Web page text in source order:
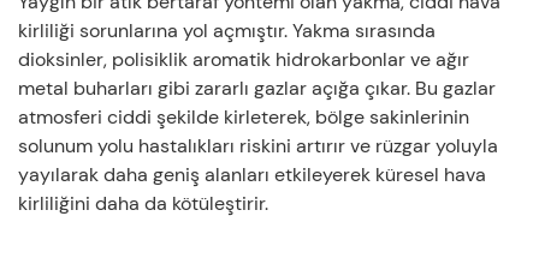
kirliliği sorunlarına yol açmıştır. Yakma sırasında
dioksinler, polisiklik aromatik hidrokarbonlar ve ağır
metal buharları gibi zararlı gazlar açığa çıkar. Bu gazlar
atmosferi ciddi şekilde kirleterek, bölge sakinlerinin
solunum yolu hastalıkları riskini artırır ve rüzgar yoluyla
yayılarak daha geniş alanları etkileyerek küresel hava
kirliliğini daha da kötüleştirir.